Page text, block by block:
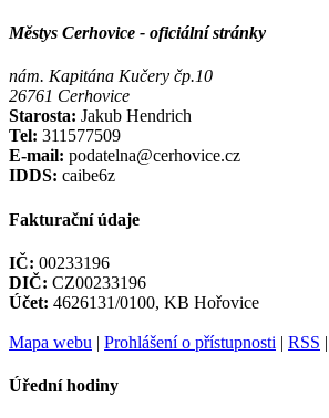
Městys Cerhovice - oficiální stránky
nám. Kapitána Kučery čp.10
26761 Cerhovice
Starosta: Jakub Hendrich
Tel: 311577509
E-mail: podatelna@cerhovice.cz
IDDS: caibe6z
Fakturační údaje
IČ: 00233196
DIČ: CZ00233196
Účet: 4626131/0100, KB Hořovice
Mapa webu | Prohlášení o přístupnosti | RSS |
Úřední hodiny